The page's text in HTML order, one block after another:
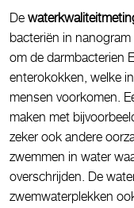
De
bacteriën in
om de darmbacterien
enterokokken, welke
mensen voorkomen.
maken met
zeker ook andere
zwemmen in water
overschrijden. De
zwemwaterplekken